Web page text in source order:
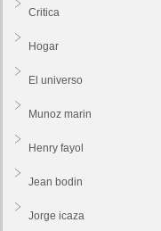
Critica
Hogar
El universo
Munoz marin
Henry fayol
Jean bodin
Jorge icaza